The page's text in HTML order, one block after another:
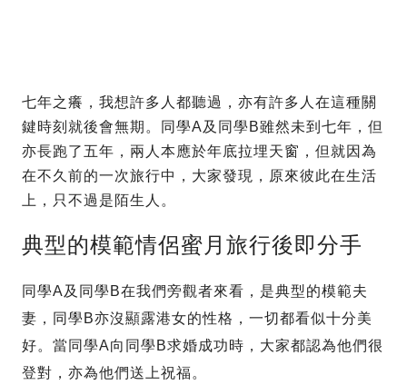
七年之癢，我想許多人都聽過，亦有許多人在這種關
鍵時刻就後會無期。同學A及同學B雖然未到七年，但
亦長跑了五年，兩人本應於年底拉埋天窗，但就因為
在不久前的一次旅行中，大家發現，原來彼此在生活
上，只不過是陌生人。
典型的模範情侶蜜月旅行後即分手
同學A及同學B在我們旁觀者來看，是典型的模範夫
妻，同學B亦沒顯露港女的性格，一切都看似十分美
好。當同學A向同學B求婚成功時，大家都認為他們很
登對，亦為他們送上祝福。